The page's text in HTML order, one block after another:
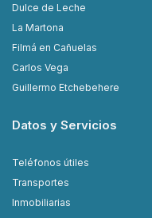
Dulce de Leche
La Martona
Filmá en Cañuelas
Carlos Vega
Guillermo Etchebehere
Datos y Servicios
Teléfonos útiles
Transportes
Inmobiliarias